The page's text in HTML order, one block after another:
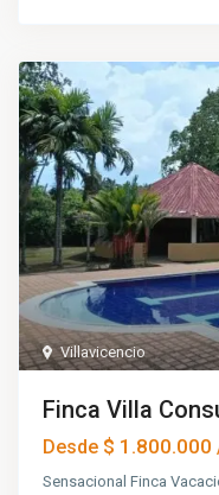
Villavicencio
Finca Villa
Desde $ 1.800.000
Sensacional Finca